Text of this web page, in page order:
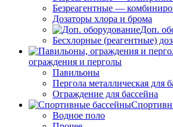
Безреагентные —
Дозаторы хлора и брома
Доп.
Бесхлорные (реагентные)
ограждения и перголы
Павильоны
Пергола металлическая для
Ограждение для бассейна
Водное поло